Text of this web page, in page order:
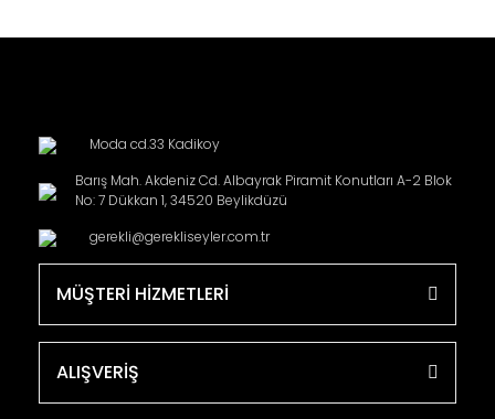
Moda cd.33 Kadikoy
Barış Mah. Akdeniz Cd. Albayrak Piramit Konutları A-2 Blok
No: 7 Dükkan 1, 34520 Beylikdüzü
gerekli@gerekliseyler.com.tr
MÜŞTERİ HİZMETLERİ
ALIŞVERİŞ